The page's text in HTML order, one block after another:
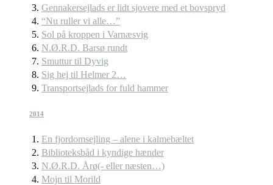
Gennakersejlads er lidt sjovere med et bovspryd
“Nu ruller vi alle…”
Sol på kroppen i Varnæsvig
N.Ø.R.D. Barsø rundt
Smuttur til Dyvig
Sig hej til Helmer 2…
Transportsejlads for fuld hammer
2014
En fjordomsejling – alene i kalmebæltet
Biblioteksbåd i kyndige hænder
N.Ø.R.D. Årø(- eller næsten…)
Mojn til Morild